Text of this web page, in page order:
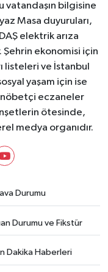
vatandaşın bilgisine
Masa duyuruları,
elektrik arıza
ekonomisi için
listeleri ve İstanbul
yaşam için ise
eczaneler
ötesinde,
medya organıdır.
Durumu
Durumu ve Fikstür
Dakika Haberleri